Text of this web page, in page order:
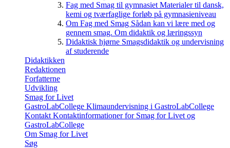
Fag med Smag til gymnasiet Materialer til dansk,
kemi og tværfaglige forløb på gymnasieniveau
Om Fag med Smag Sådan kan vi lære med og
gennem smag. Om didaktik og læringssyn
Didaktisk hjørne Smagsdidaktik og undervisning
af studerende
Didaktikken
Redaktionen
Forfatterne
Udvikling
Smag for Livet
GastroLabCollege Klimaundervisning i GastroLabCollege
Kontakt Kontaktinformationer for Smag for Livet og
GastroLabCollege
Om Smag for Livet
Søg